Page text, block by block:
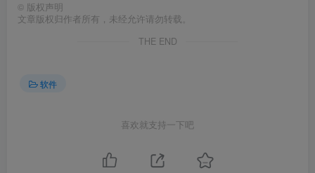
© 版权声明
文章版权归作者所有，未经允许请勿转载。
THE END
软件
喜欢就支持一下吧